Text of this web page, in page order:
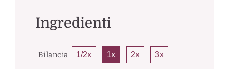
Ingredienti
Bilancia 1/2x 1x 2x 3x